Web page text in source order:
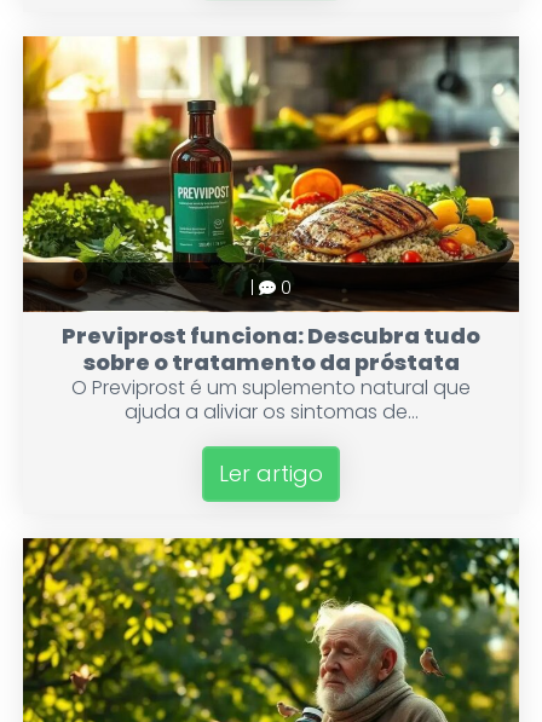
| 0
Previprost funciona: Descubra tudo
sobre o tratamento da próstata
O Previprost é um suplemento natural que
ajuda a aliviar os sintomas de...
Ler artigo